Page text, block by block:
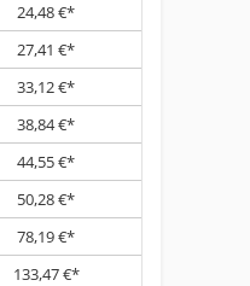
24,48 €*
27,41 €*
33,12 €*
38,84 €*
44,55 €*
50,28 €*
78,19 €*
133,47 €*